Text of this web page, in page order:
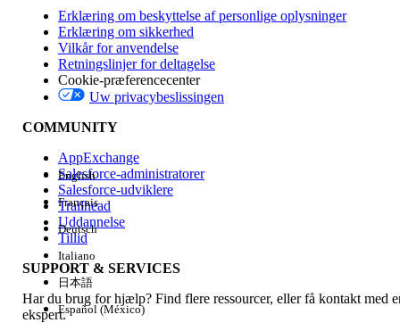
Version
Experience
Ryd alle Udført
Erklæring om beskyttelse af personlige oplysninger
Erklæring om sikkerhed
Vilkår for anvendelse
Retningslinjer for deltagelse
Cookie-præferencecenter
Uw privacybeslissingen
COMMUNITY
AppExchange
Salesforce-administratorer
Salesforce-udviklere
Trailhead
Uddannelse
Tillid
SUPPORT & SERVICES
Har du brug for hjælp? Find flere ressourcer, eller få kontakt med
ekspert.
English
Français
Deutsch
Italiano
日本語
Español (México)